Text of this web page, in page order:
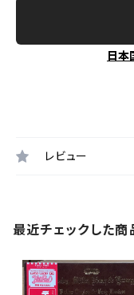
日本
レビュー
最近チェックした商